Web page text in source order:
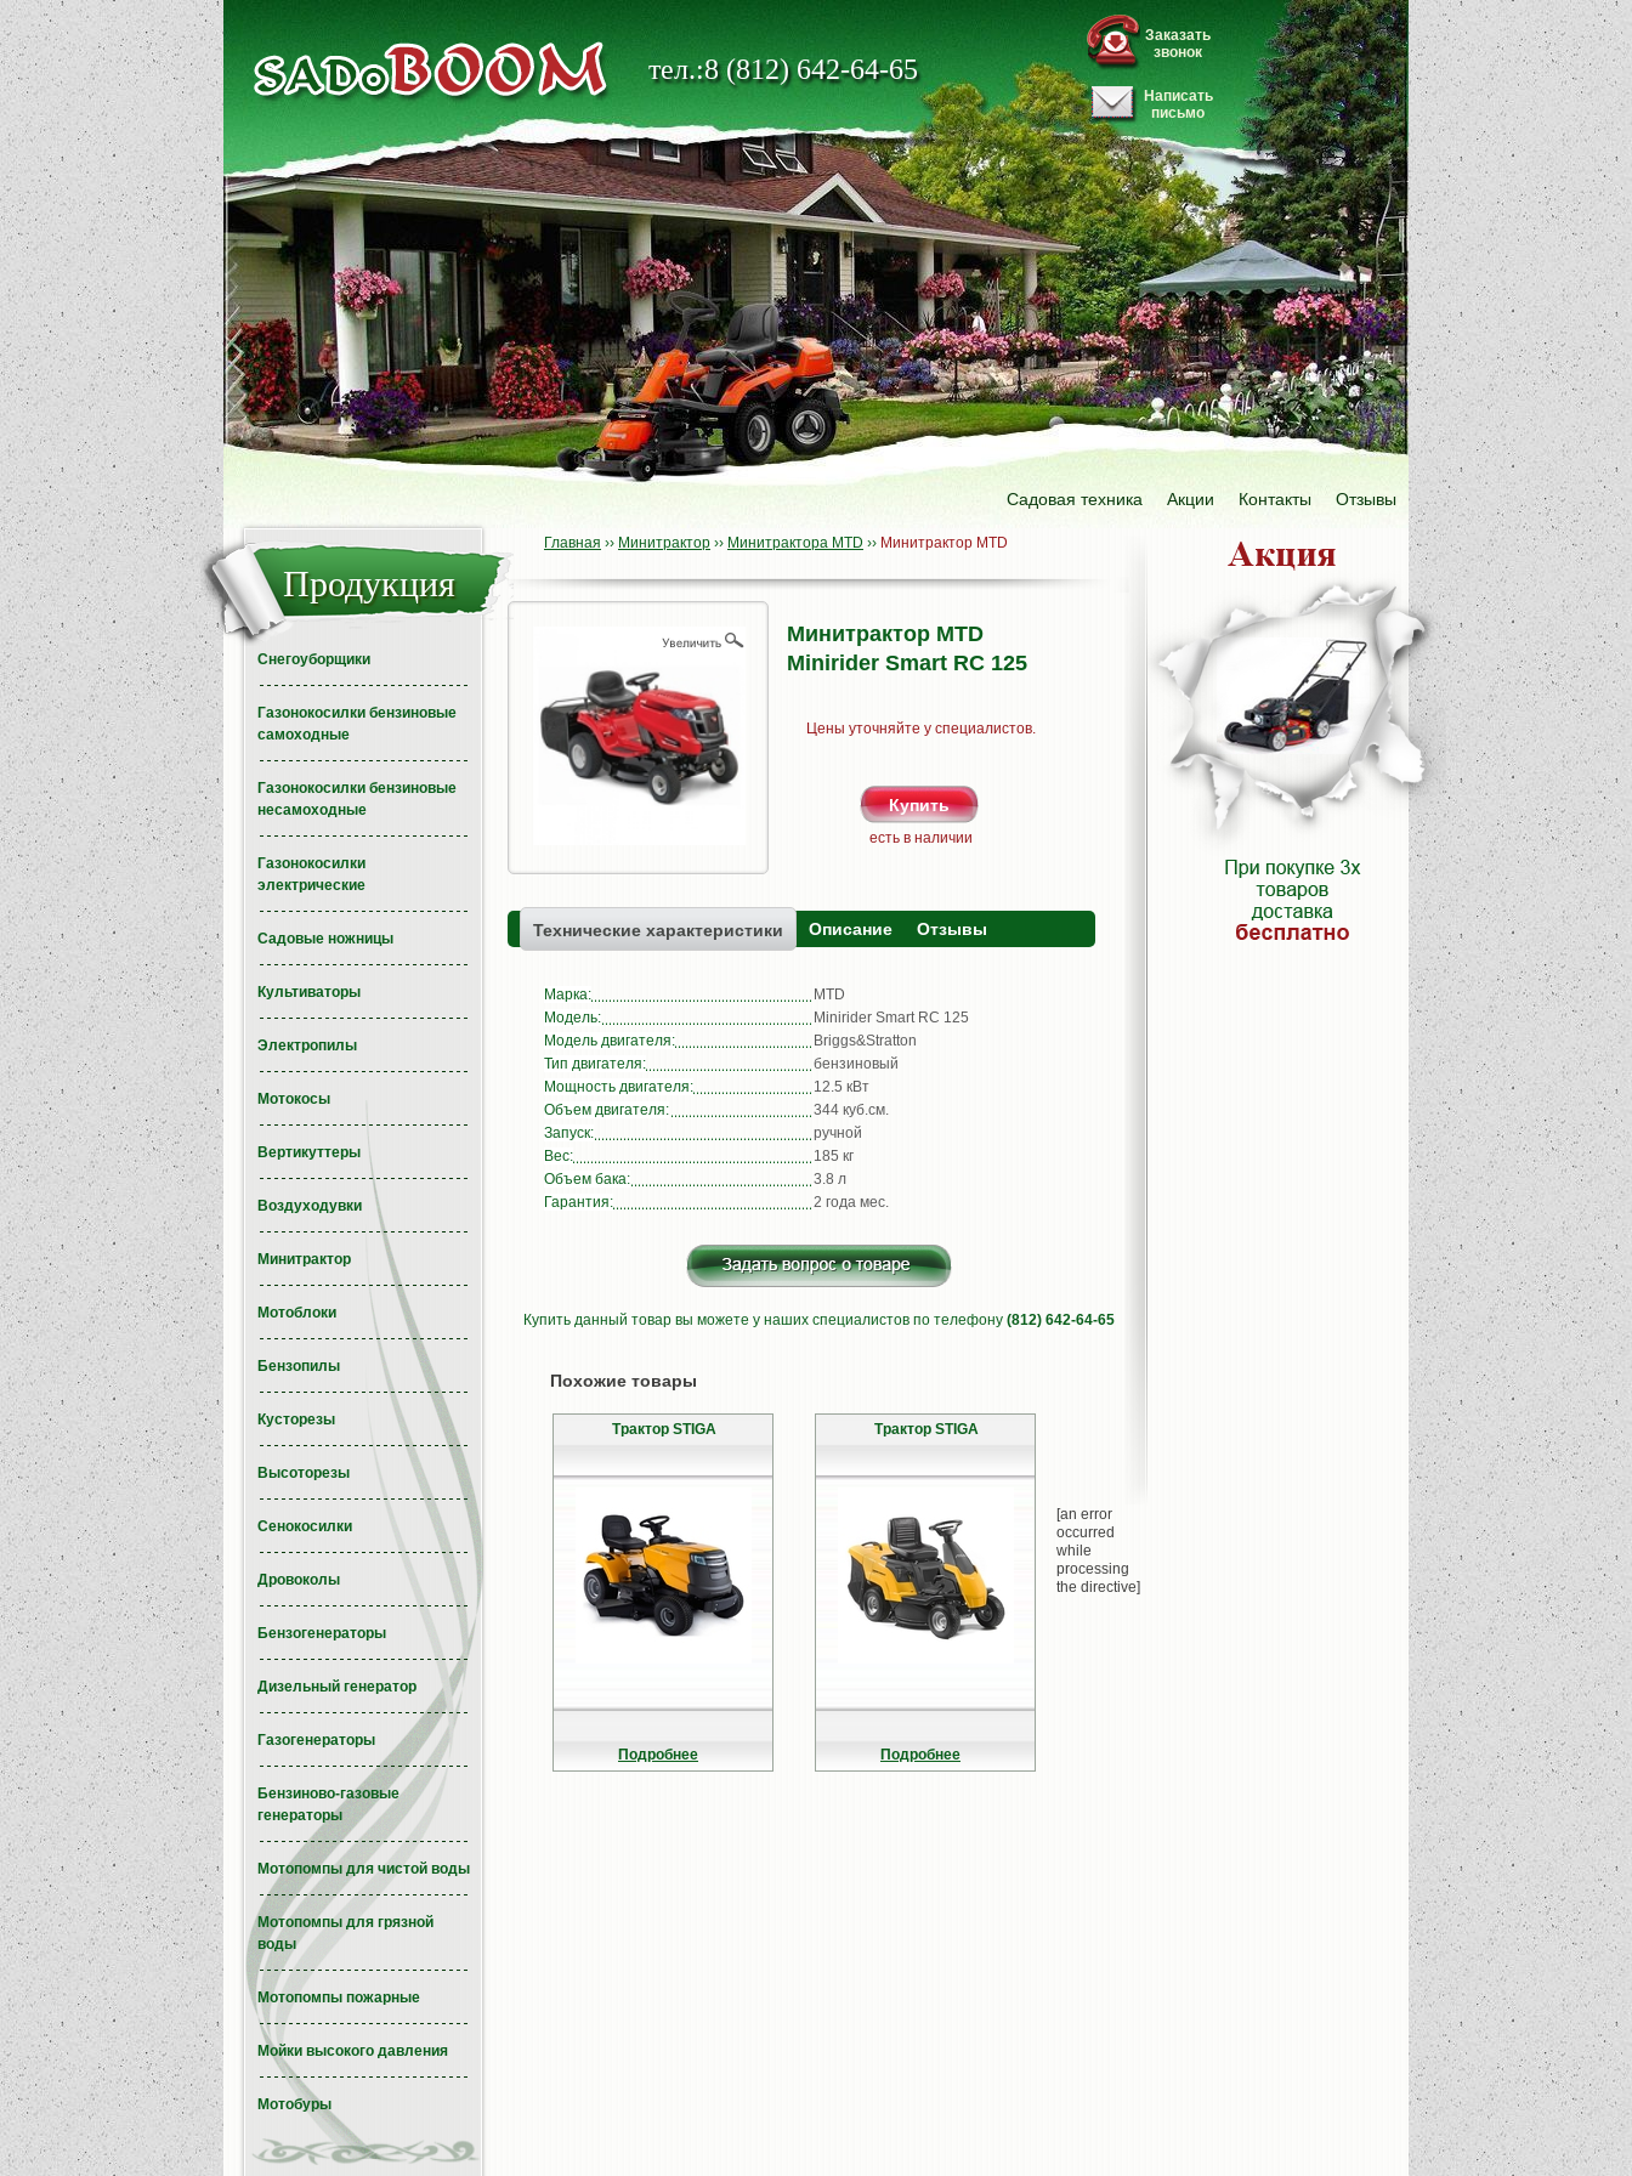
тел.:8 (812) 642-64-65
Заказать
звонок
Написать
письмо
Садовая техника Акции Контакты Отзывы
Главная ›› Минитрактор ›› Минитрактора MTD ›› Минитрактор MTD
Минитрактор MTD
Minirider Smart RC 125
Цены уточняйте у специалистов.
есть в наличии
Технические характеристики Описание Отзывы
Марка:
MTD
Модель:
Minirider Smart RC 125
Модель двигателя:
Briggs&Stratton
Тип двигателя:
бензиновый
Мощность двигателя:
12.5 кВт
Объем двигателя:
344 куб.см.
Запуск:
ручной
Вес:
185 кг
Объем бака:
3.8 л
Гарантия:
2 года мес.
Купить данный товар вы можете у наших специалистов по телефону (812) 642-64-65
Похожие товары
Трактор STIGA
Подробнее
Трактор STIGA
Подробнее
[an error
occurred
while
processing
the directive]
Продукция
Снегоуборщики
Газонокосилки бензиновые
самоходные
Газонокосилки бензиновые
несамоходные
Газонокосилки
электрические
Садовые ножницы
Культиваторы
Электропилы
Мотокосы
Вертикуттеры
Воздуходувки
Минитрактор
Мотоблоки
Бензопилы
Кусторезы
Высоторезы
Сенокосилки
Дровоколы
Бензогенераторы
Дизельный генератор
Газогенераторы
Бензиново-газовые
генераторы
Мотопомпы для чистой воды
Мотопомпы для грязной
воды
Мотопомпы пожарные
Мойки высокого давления
Мотобуры